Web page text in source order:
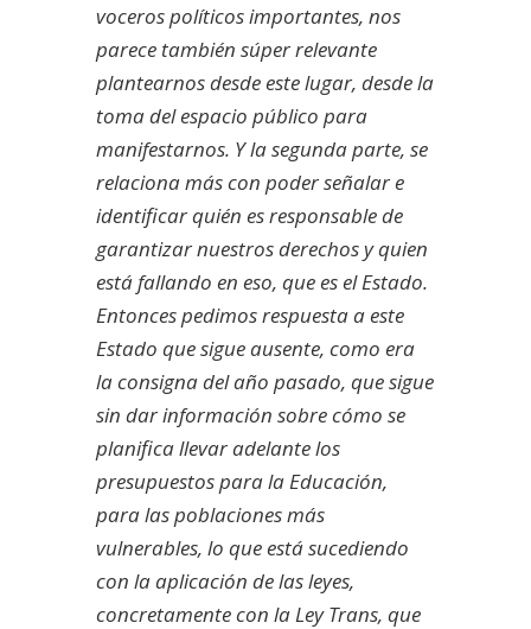
voceros políticos importantes, nos
parece también súper relevante
plantearnos desde este lugar, desde la
toma del espacio público para
manifestarnos. Y la segunda parte, se
relaciona más con poder señalar e
identificar quién es responsable de
garantizar nuestros derechos y quien
está fallando en eso, que es el Estado.
Entonces pedimos respuesta a este
Estado que sigue ausente, como era
la consigna del año pasado, que sigue
sin dar información sobre cómo se
planifica llevar adelante los
presupuestos para la Educación,
para las poblaciones más
vulnerables, lo que está sucediendo
con la aplicación de las leyes,
concretamente con la Ley Trans, que